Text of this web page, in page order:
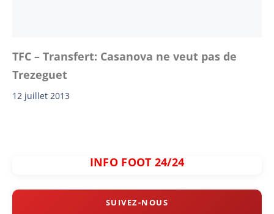
TFC – Transfert: Casanova ne veut pas de
Trezeguet
12 juillet 2013
INFO FOOT 24/24